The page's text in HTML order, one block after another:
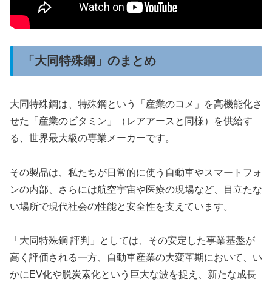
「大同特殊鋼」のまとめ
大同特殊鋼は、特殊鋼という「産業のコメ」を高機能化さ
せた「産業のビタミン」（レアアースと同様）を供給す
る、世界最大級の専業メーカーです。
その製品は、私たちが日常的に使う自動車やスマートフォ
ンの内部、さらには航空宇宙や医療の現場など、目立たな
い場所で現代社会の性能と安全性を支えています。
「大同特殊鋼 評判」としては、その安定した事業基盤が
高く評価される一方、自動車産業の大変革期において、い
かにEV化や脱炭素化という巨大な波を捉え、新たな成長